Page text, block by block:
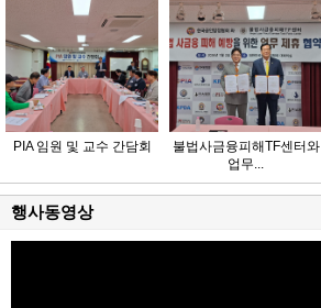
PIA 임원 및 교수 간담회
불법사금융피해TF센터와
업무...
행사동영상